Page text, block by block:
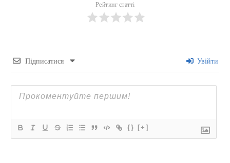
Рейтинг статті
Підписатися Увійти
{} [+]